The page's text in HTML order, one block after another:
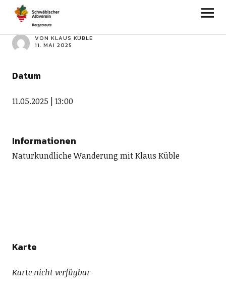
Blümleswanderung
VON KLAUS KÜBLE
11. MAI 2025
Datum
11.05.2025 | 13:00
Informationen
Naturkundliche Wanderung mit Klaus Küble
Karte
Karte nicht verfügbar